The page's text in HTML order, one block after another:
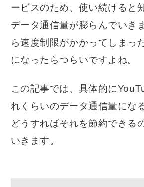
ービスのため、使い続けると
データ通信量が膨らんでいき
ら速度制限がかかってしまっ
になったらつらいですよね。
この記事では、具体的に
れくらいのデータ通信量にな
どうすればそれを節約できる
いきます。